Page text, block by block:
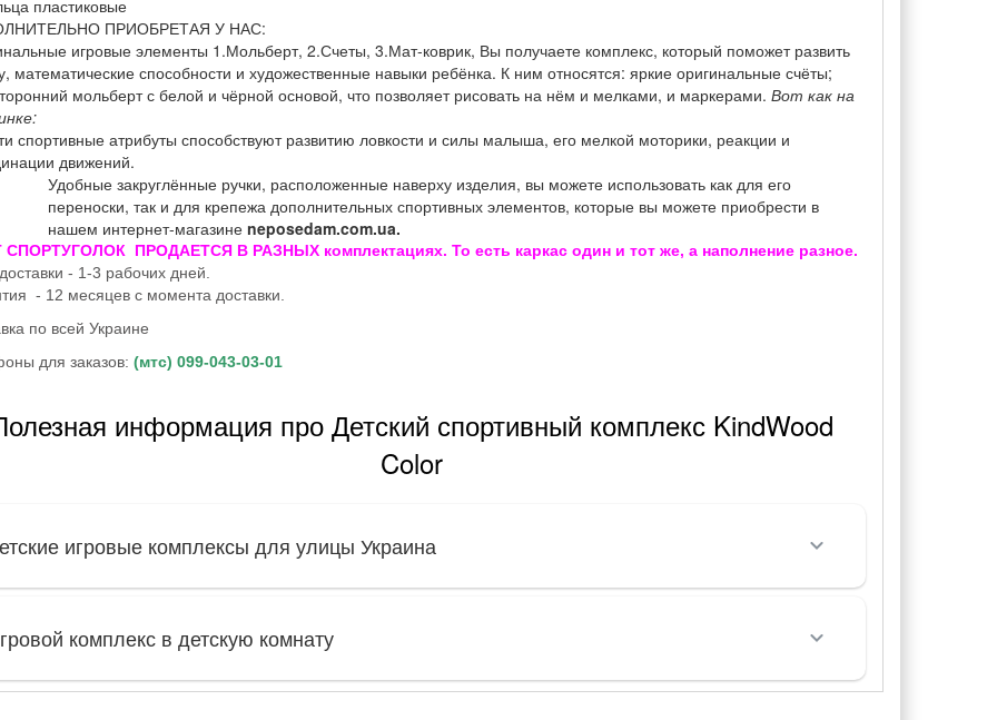
пластиковые
ПРИОБРЕТАЯ У НАС:
игровые элементы 1.Мольберт, 2.Счеты, 3.Мат-коврик, Вы получаете комплекс, который поможет развить
математические способности и художественные навыки ребёнка. К ним относятся: яркие оригинальные счёты;
мольберт с белой и чёрной основой, что позволяет рисовать на нём и мелками, и маркерами. Вот как на
спортивные атрибуты способствуют развитию ловкости и силы малыша, его мелкой моторики, реакции и
движений.
Удобные закруглённые ручки, расположенные наверху изделия, вы можете использовать как для его
переноски, так и для крепежа дополнительных спортивных элементов, которые вы можете приобрести в
нашем интернет-магазине neposedam.com.ua.
ПРОДАЕТСЯ В РАЗНЫХ комплектациях. То есть каркас один и тот же, а наполнение разное.
- 1-3 рабочих дней.
- 12 месяцев с момента доставки.
по всей Украине
для заказов: (мтс) 099-043-03-01
информация про Детский спортивный комплекс KindWood
Color
игровые комплексы для улицы Украина
комплекс в детскую комнату